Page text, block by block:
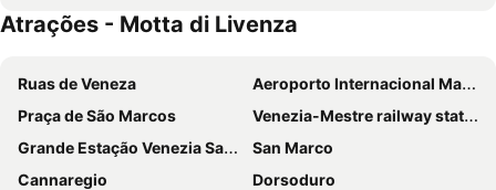
Hotel Spessotto
In Sylvis
Atrações - Motta di Livenza
Ruas de Veneza
Aeroporto Internacional Marco Polo
Praça de São Marcos
Venezia-Mestre railway station
Grande Estação Venezia Santa Lucia
San Marco
Cannaregio
Dorsoduro